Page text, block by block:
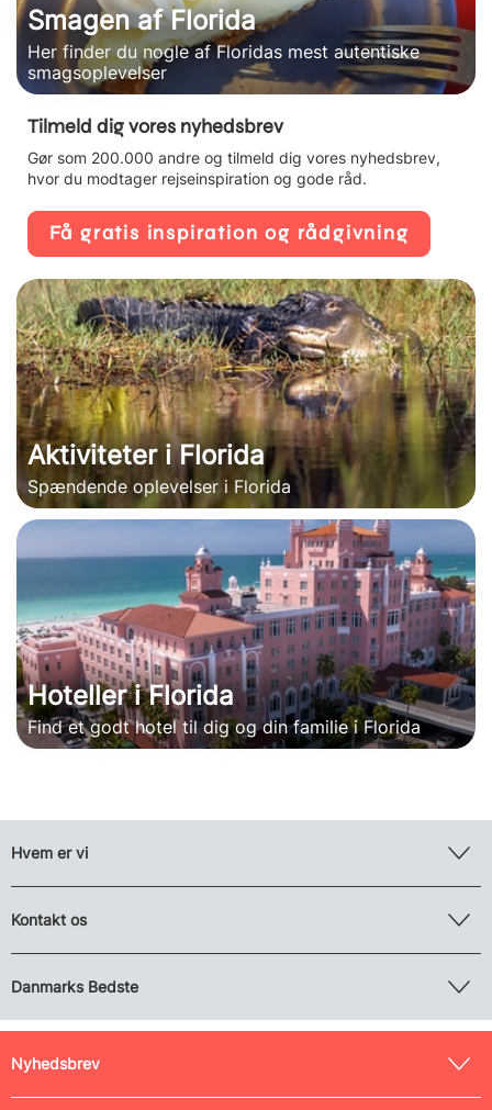
Smagen af Florida
Her finder du nogle af Floridas mest autentiske
smagsoplevelser
Tilmeld dig vores nyhedsbrev
Gør som 200.000 andre og tilmeld dig vores nyhedsbrev,
hvor du modtager rejseinspiration og gode råd.
Få gratis inspiration og rådgivning
Aktiviteter i Florida
Spændende oplevelser i Florida
Hoteller i Florida
Find et godt hotel til dig og din familie i Florida
Hvem er vi
Kontakt os
Danmarks Bedste
Nyhedsbrev